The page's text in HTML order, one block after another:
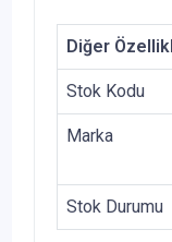
Diğer
Stok Kodu
Marka
Stok Durumu